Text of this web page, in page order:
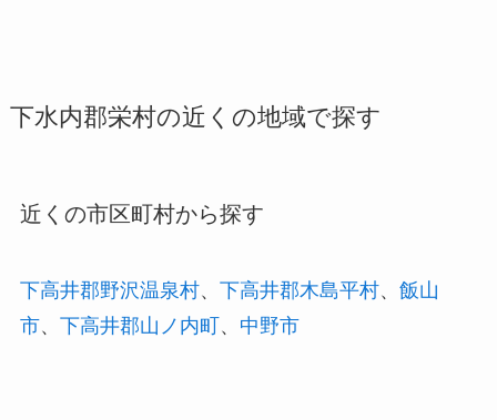
下水内郡栄村の近くの地域で探す
近くの市区町村から探す
下高井郡野沢温泉村、 下高井郡木島平村、 飯山
市、 下高井郡山ノ内町 、 中野市